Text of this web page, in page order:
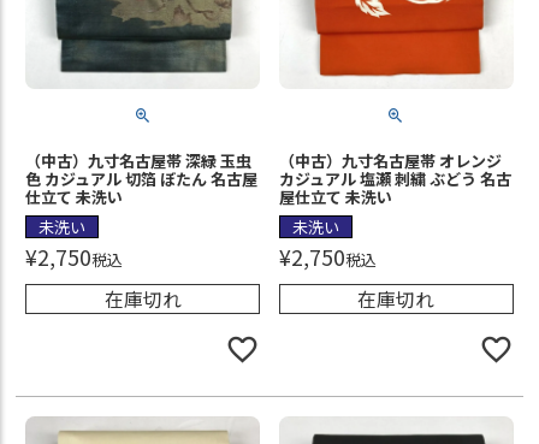
（中古）九寸名古屋帯 深緑 玉虫
色 カジュアル 切箔 ぼたん 名古屋
仕立て 未洗い
未洗い
¥2,750税込
在庫切れ
（中古）九寸名古屋帯 オレンジ
カジュアル 塩瀬 刺繍 ぶどう 名古
屋仕立て 未洗い
未洗い
¥2,750税込
在庫切れ